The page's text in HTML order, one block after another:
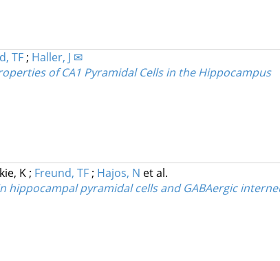
TF ; Haller, J ✉
of CA1 Pyramidal Cells in the Hippocampus
K; Freund, TF; Hajos, N et al.
pyramidal cells and GABAergic